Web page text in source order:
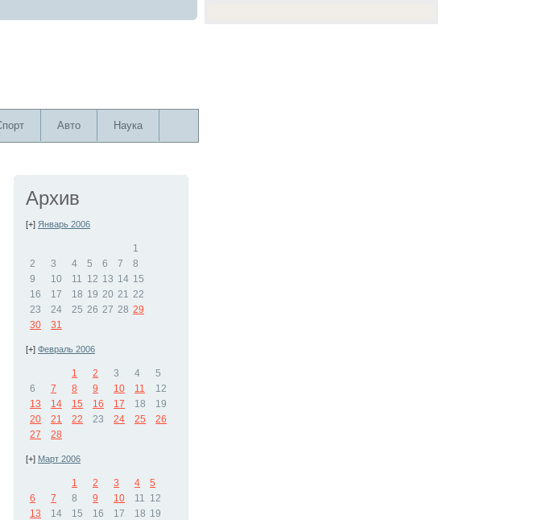
Авто Наука
Архив
[+] Январь 2006
1
2
3 4 5 6 7
8
9
10 11 12 13 14 15
16
17 18 19 20 21 22
23
24 25 26 27 28 29
30
31
[+] Февраль 2006
1 2 3 4
5
6
7 8 9 10 11
12
13
14 15 16 17 18
19
20
21 22 23 24 25
26
27
28
[+] Март 2006
1 2 3 4
5
6
7 8 9 10 11 12
13
14 15 16 17 18 19